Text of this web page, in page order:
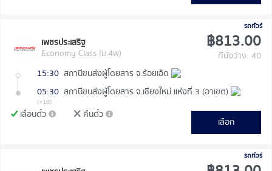
รถทัวร์
เพชรประเสริฐ
Economy Class (ม.4พ)
฿813.00
ที่นั่งว่าง: 40
15:30 สถานีขนส่งผู้โดยสาร จ.ร้อยเอ็ด
05:30 สถานีขนส่งผู้โดยสาร จ.เชียงใหม่ แห่งที่ 3 (อาเขต)
(+1d)
เลื่อนตั๋ว คืนตั๋ว
เลือก
รถทัวร์